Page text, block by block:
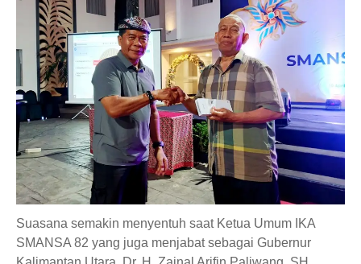
Suasana semakin menyentuh saat Ketua Umum IKA
SMANSA 82 yang juga menjabat sebagai Gubernur